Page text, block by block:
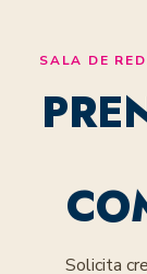
SALA DE
Solicita